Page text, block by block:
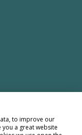
to improve our
a great website